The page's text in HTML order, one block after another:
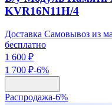
KVR16N11H/4
Доставка Самовывоз из
бесплатно
1 600 ₽
1 700 ₽-6%
Распродажа-6%